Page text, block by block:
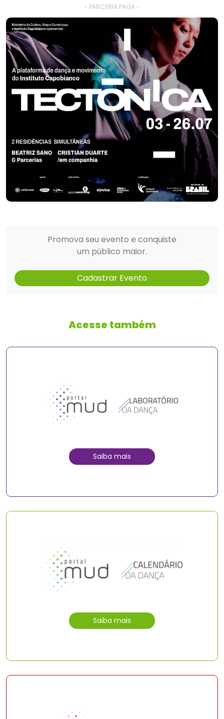
- PARCERIA PAGA -
Promova seu evento e conquiste
um público maior.
Cadastrar Evento
Acesse também
Saiba mais
Saiba mais